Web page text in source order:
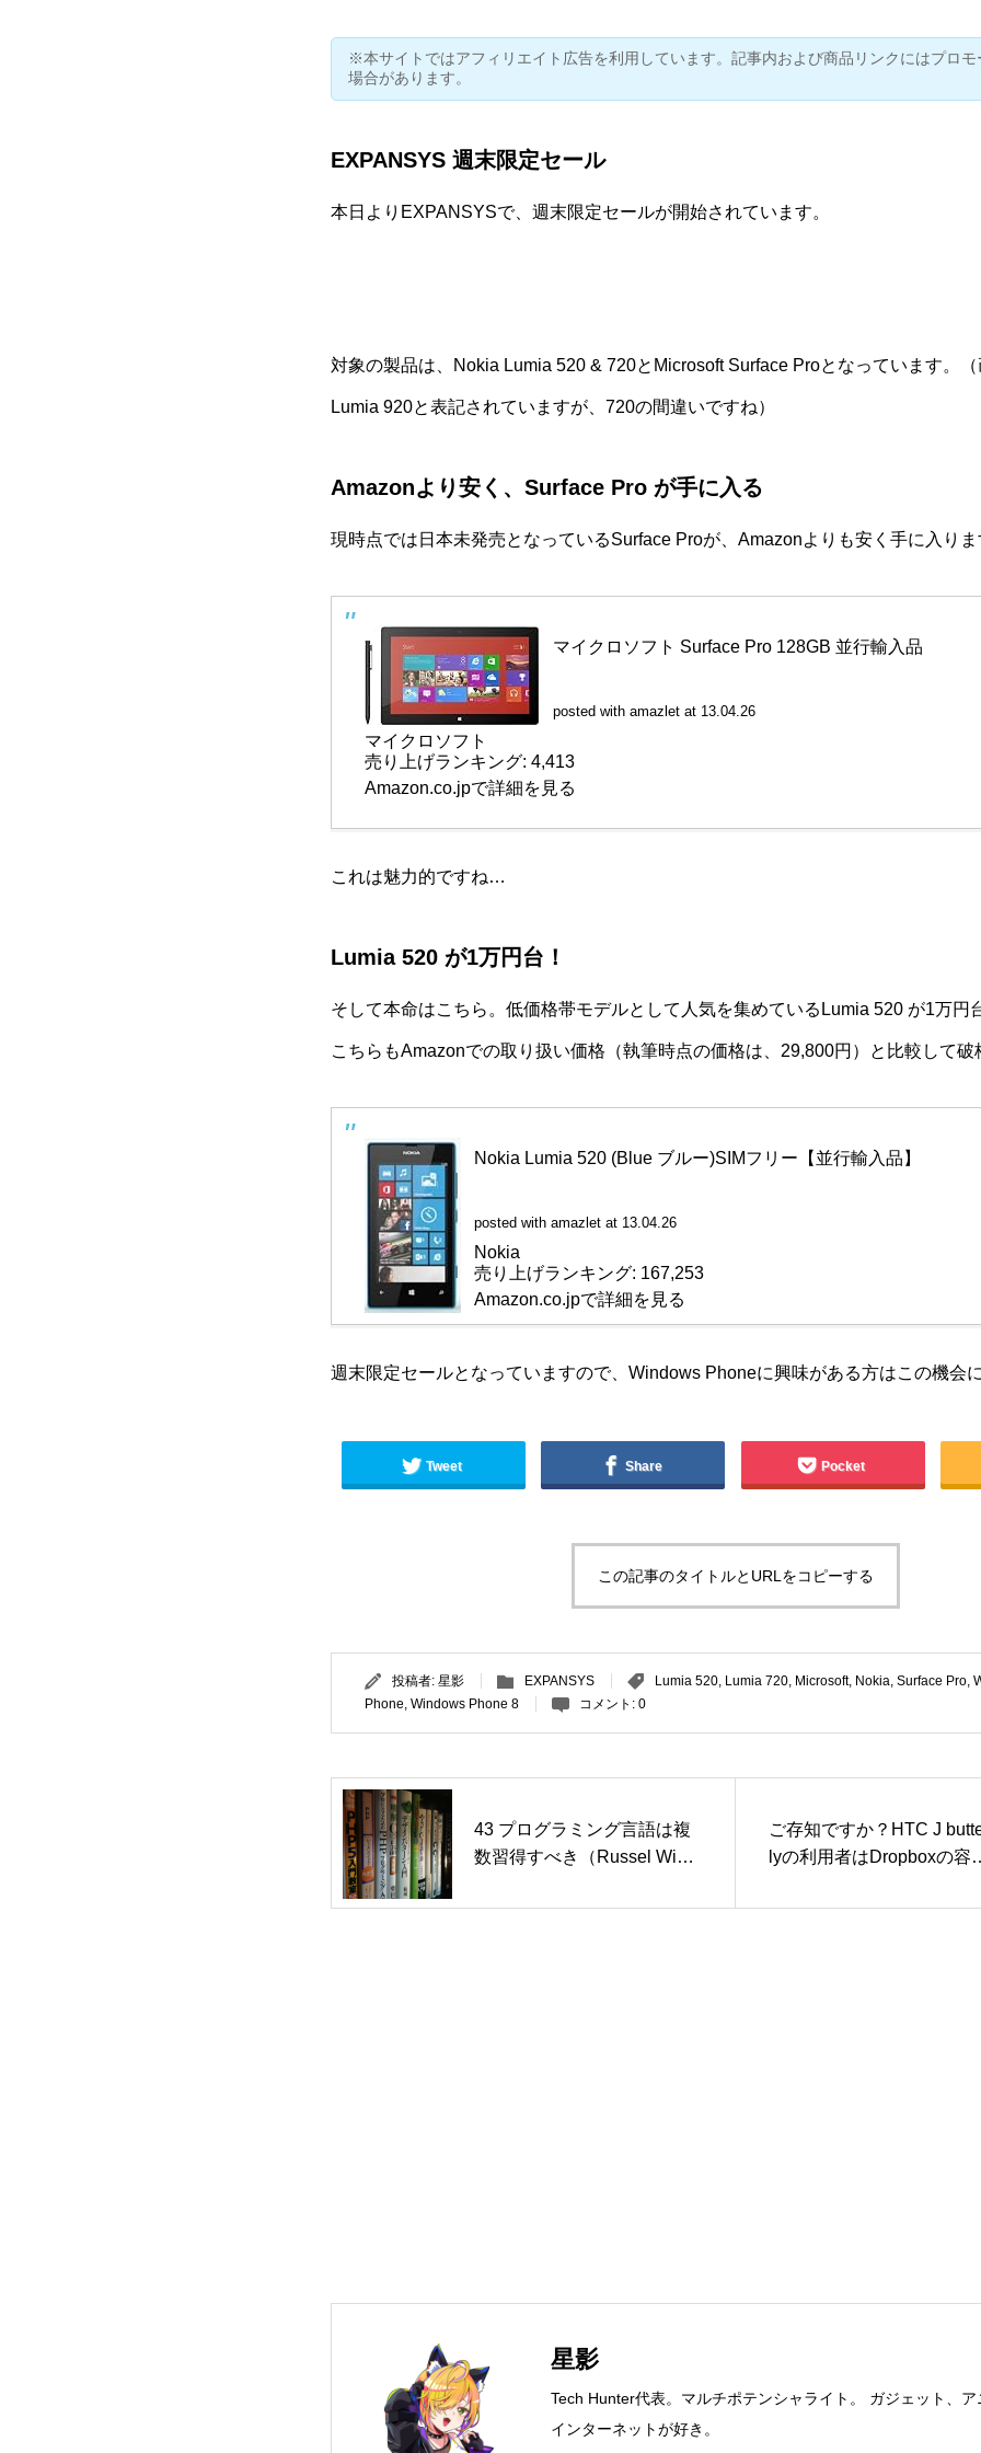
※本サイトではアフィリエイト広告を利用しています。記事内および商品リンクにはプロ
場合があります。
EXPANSYS 週末限定セール
本日よりEXPANSYSで、 週末限定セールが開始されています。
対象の製品は、Nokia Lumia 520 & 720とMicrosoft Surface Proとなっています。
Lumia 920と表記されていますが、720の間違いですね）
Amazonより安く、Surface Pro が手に入る
現時点では日本未発売となっているSurface Proが、Amazonよりも安く手に入り
マイクロソフト Surface Pro 128GB 並行輸入品
posted with amazlet at 13.04.26
マイクロソフト
売り上げランキング: 4,413
Amazon.co.jpで詳細を見る
これは魅力的ですね…
Lumia 520 が1万円台！
そして本命はこちら。低価格帯モデルとして人気を集めているLumia 520 が1万円
こちらもAmazonでの取り扱い価格（執筆時点の価格は、29,800円）と比較して破
Nokia Lumia 520 (Blue ブルー)SIMフリー【並行輸入品】
posted with amazlet at 13.04.26
Nokia
売り上げランキング: 167,253
Amazon.co.jpで詳細を見る
週末限定セールとなっていますので、Windows Phoneに興味がある方はこの機会
Tweet Share Pocket
この記事のタイトルとURLをコピーする
投稿者: 星影 EXPANSYS Lumia 520 Lumia 720 Microsoft, Nokia Surface Pro
Phone Windows Phone 8 コメント: 0
43 プログラミング言語は複
数習得すべき（Russel Wind
き97のこと 』
ご存知ですか？HTC J
lyの利用者はDropboxの容
星影
Tech Hunter代表。マルチポテンシャライト。 ガジェット、
インターネットが好き。